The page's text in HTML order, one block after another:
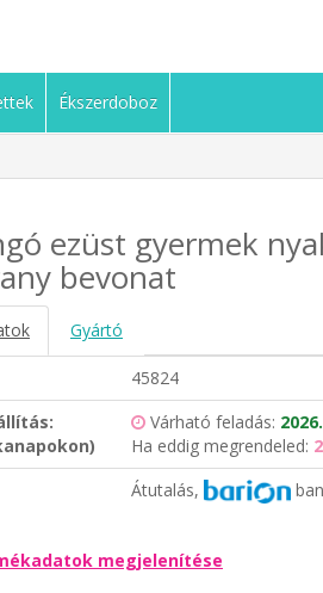
Ékszerdoboz
ezüst gyermek
bevonat
Gyártó
45824
Várható feladás:
Ha eddig megrendeled:
Átutalás,
megjelenítése